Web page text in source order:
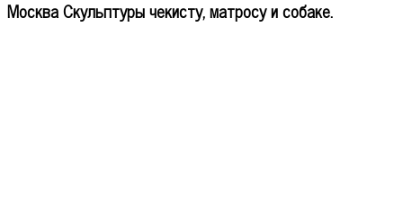
Москва Скульптуры чекисту, матросу и собаке.